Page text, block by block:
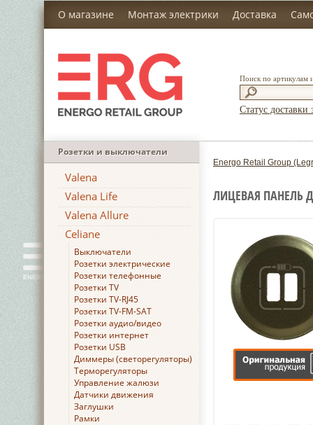
О магазине Монтаж электрики Доставка
Поиск по артикулам
Статус доставки
Розетки и выключатели
Valena
Valena Life
Valena Allure
Celiane
Выключатели
Розетки электрические
Розетки телефонные
Розетки TV
Розетки TV-RJ45
Розетки TV-FM-SAT
Розетки аудио/видео
Розетки интернет
Розетки USB
Диммеры (светорегуляторы)
Терморегуляторы
Управление жалюзи
Датчики движения
Заглушки
Рамки
Energo Retail Group
ЛИЦЕВАЯ ПАНЕЛЬ